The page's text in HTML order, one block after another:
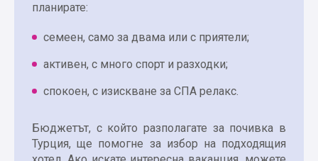
планирате:
семеен, само за двама или с приятели;
активен, с много спорт и разходки;
спокоен, с изискване за СПА релакс.
Бюджетът, с който разполагате за почивка в
Турция, ще помогне за избор на подходящия